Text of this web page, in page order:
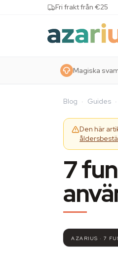
Skip to contentFri frakt från €25
Magiska
Blog · Guides ·
Den här
7
AZARIUS · 7